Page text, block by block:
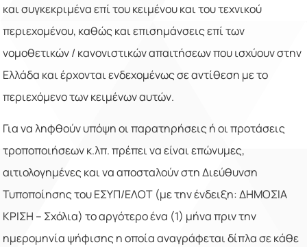
και συγκεκριμένα επί του κειμένου και του τεχνικού
περιεχομένου, καθώς και επισημάνσεις επί των
νομοθετικών / κανονιστικών απαιτήσεων που ισχύουν στην
Ελλάδα και έρχονται ενδεχομένως σε αντίθεση με το
περιεχόμενο των κειμένων αυτών.
Για να ληφθούν υπόψη οι παρατηρήσεις ή οι προτάσεις
τροποποιήσεων κ.λπ. πρέπει να είναι επώνυμες,
αιτιολογημένες και να αποσταλούν στη Διεύθυνση
Τυποποίησης του ΕΣΥΠ/ΕΛΟΤ (με την ένδειξη: ΔΗΜΟΣΙΑ
ΚΡΙΣΗ – Σχόλια) το αργότερο ένα (1) μήνα πριν την
ημερομηνία ψήφισης η οποία αναγράφεται δίπλα σε κάθε